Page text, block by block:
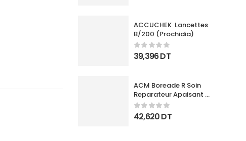
ACCUCHEK  Lancettes
B/200 (Prochidia)
39,396DT
ACM Boreade R Soin
Reparateur Apaisant
40Ml
42,620DT